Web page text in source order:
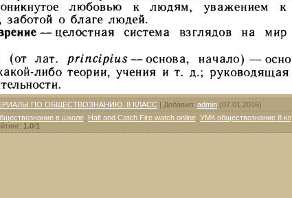
ПО ОБЩЕСТВОЗНАНИЮ. 8 КЛАСС | Добавил: admin (07.01.2016)
в школе Halt and Catch Fire watch online УМК обществознание 8 кл
: 1.0/1